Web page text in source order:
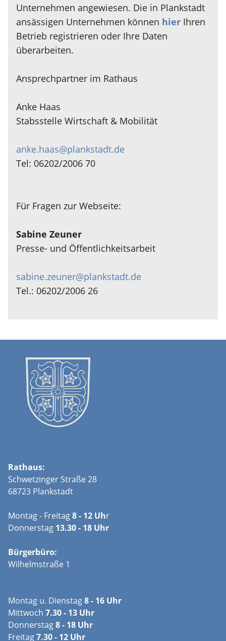
Unternehmen angewiesen. Die in Plankstadt
ansässigen Unternehmen können hier Ihren
Betrieb registrieren oder Ihre Daten
überarbeiten.
Ansprechpartner im Rathaus
Anke Haas
Stabsstelle Wirtschaft & Mobilität
anke.haas@plankstadt.de
Tel: 06202/2006 70
Für Fragen zur Webseite:
Sabine Zeuner
Presse- und Öffentlichkeitsarbeit
sabine.zeuner@plankstadt.de
Tel.: 06202/2006 26
Rathaus:
Schwetzinger Straße 28
68723 Plankstadt
Montag - Freitag8 - 12 Uhr
Donnerstag 13.30 - 18 Uhr
Bürgerbüro:
Wilhelmstraße 1
Montag u. Dienstag8 - 16 Uhr
Mittwoch 7.30 - 13 Uhr
Donnerstag8 - 18 Uhr
Freitag7.30 - 12 Uhr